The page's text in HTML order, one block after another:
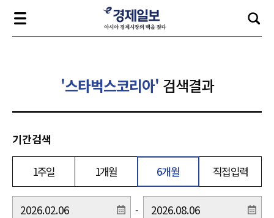
'스타벅스코리아' 검색결과
기간검색
1주일 1개월 6개월 직접입력
-